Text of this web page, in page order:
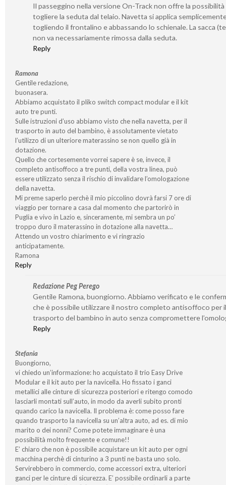
Il passeggino nella versione On-Track non offre la possibilità
togliere la seduta dal telaio. Navetta si applica
togliendo il frontalino e abbassando lo schienale. La sacca
non va necessariamente rimossa dalla seduta.
Reply
Ramona
Gentile redazione,
buonasera.
Abbiamo acquistato il pliko switch compact modular e il kit
auto tre punti.
Sulle istruzioni d’uso abbiamo visto che nella navetta, per il
trasporto in auto del bambino, è assolutamente vietato
l’utilizzo di un ulteriore materassino se non quello già in
dotazione.
Quello che cortesemente vorrei sapere è se, invece, il
completo antisoffoco a tre punti, della vostra linea, può
essere utilizzato senza il rischio di invalidare l’omologazione
della navetta.
Mi preme saperlo perchè il mio piccolino dovrà farsi 7 ore di
viaggio per tornare a casa dal momento che partorirò in
Puglia e vivo in Lazio e, sinceramente, mi sembra un po’
troppo duro il materassino in dotazione alla navetta…
Attendo un vostro chiarimento e vi ringrazio
anticipatamente.
Ramona
Reply
Redazione Peg Perego
Gentile Ramona, buongiorno. Abbiamo verificato e le
che è possibile utilizzare il nostro completo antisoffoco per il
trasporto del bambino in auto senza compromettere
Reply
Stefania
Buongiorno,
vi chiedo un’informazione: ho acquistato il trio Easy Drive
Modular e il kit auto per la navicella. Ho fissato i ganci
metallici alle cinture di sicurezza posteriori e ritengo comodo
lasciarli montati sull’auto, in modo da averli subito pronti
quando carico la navicella. Il problema è: come posso fare
quando trasporto la navicella su un’altra auto, ad es. di mio
marito o dei nonni? Come potete immaginare è una
possibilità molto frequente e comune!!
E’ chiaro che non è possibile acquistare un kit auto per ogni
macchina perchè di cinturino a 3 punti ne basta uno solo.
Servirebbero in commercio, come accessori extra, ulteriori
ganci per le cinture di sicurezza. E’ possibile ordinarli a parte